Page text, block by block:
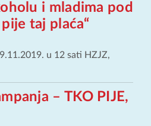
i mladima pod
taj plaća“
u 12 sati HZJZ,
– TKO PIJE,